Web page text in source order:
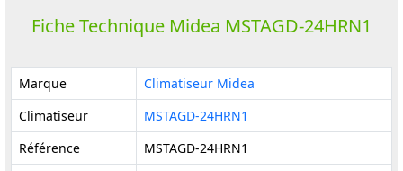
Fiche Technique Midea MSTAGD-24HRN1
Marque
Climatiseur Midea
Climatiseur
MSTAGD-24HRN1
Référence
MSTAGD-24HRN1